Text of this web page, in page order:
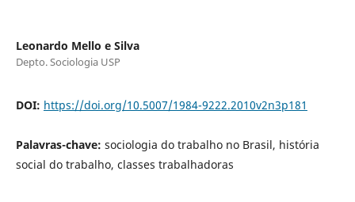
Leonardo Mello e Silva
Depto. Sociologia USP
DOI: https://doi.org/10.5007/1984-9222.2010v2n3p181
Palavras-chave: sociologia do trabalho no Brasil, história
social do trabalho, classes trabalhadoras